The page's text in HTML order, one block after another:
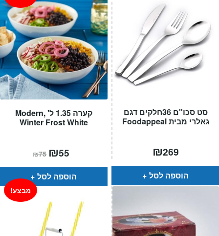
קערה 1.35 ל' ,Modern
Winter Frost White
₪75 המחיר
המקורי
היה:
₪75.
₪55
הוא:
הוספה לסל
סט סכו"ם 36חלקים דגם
גאלרי מבית Foodappeal
₪269
הוספה לסל
מבצע!